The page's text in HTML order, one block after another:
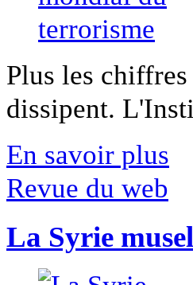
Plus les
dissipent.
En savoir plus
Revue du web
La Syrie